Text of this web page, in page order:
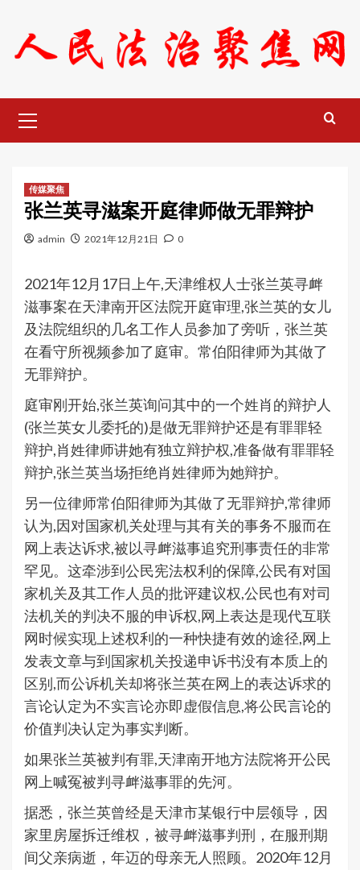
content
Menu
传媒聚焦
张兰英寻滋案开庭律师做无罪辩护
admin 2021年12月21日 0
2021年12月17日上午,天津维权人士张兰英寻衅
滋事案在天津南开区法院开庭审理,张兰英的女儿
及法院组织的几名工作人员参加了旁听，张兰英
在看守所视频参加了庭审。常伯阳律师为其做了
无罪辩护。
庭审刚开始,张兰英询问其中的一个姓肖的辩护人
(张兰英女儿委托的)是做无罪辩护还是有罪罪轻
辩护,肖姓律师讲她有独立辩护权,准备做有罪罪轻
辩护,张兰英当场拒绝肖姓律师为她辩护。
另一位律师常伯阳律师为其做了无罪辩护,常律师
认为,因对国家机关处理与其有关的事务不服而在
网上表达诉求,被以寻衅滋事追究刑事责任的非常
罕见。这牵涉到公民宪法权利的保障,公民有对国
家机关及其工作人员的批评建议权,公民也有对司
法机关的判决不服的申诉权,网上表达是现代互联
网时候实现上述权利的一种快捷有效的途径,网上
发表文章与到国家机关投递申诉书没有本质上的
区别,而公诉机关却将张兰英在网上的表达诉求的
言论认定为不实言论亦即虚假信息,将公民言论的
价值判决认定为事实判断。
如果张兰英被判有罪,天津南开地方法院将开公民
网上喊冤被判寻衅滋事罪的先河。
据悉，张兰英曾经是天津市某银行中层领导，因
家里房屋拆迁维权，被寻衅滋事判刑，在服刑期
间父亲病逝，年迈的母亲无人照顾。2020年12月